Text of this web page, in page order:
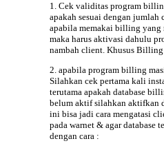
1. Cek validitas program
apakah sesuai dengan
apabila memakai billing
maka harus aktivasi dahulu
nambah client. Khusus
2. apabila program billing
Silahkan cek pertama kali
terutama apakah database
belum aktif silahkan aktifkan
ini bisa jadi cara mengatasi
pada warnet & agar database
dengan cara :